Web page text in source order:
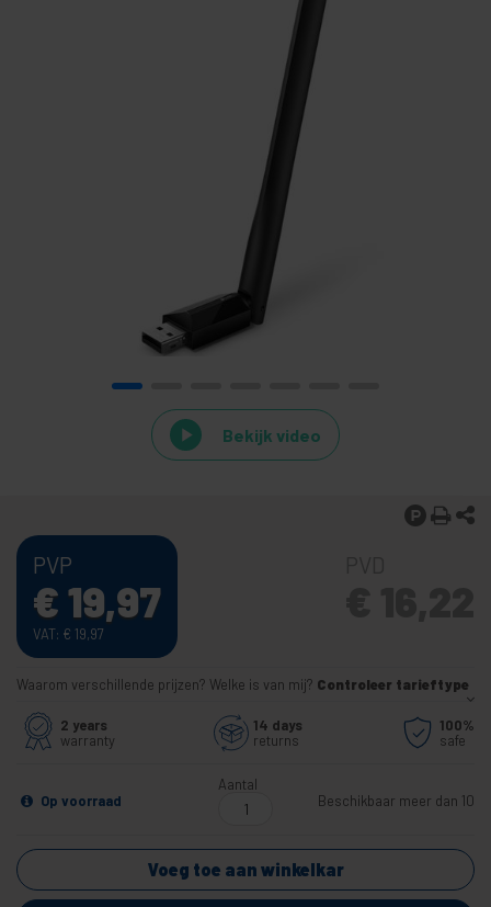
Bekijk video
PVP
€19,97
VAT: € 19,97
Waarom verschillende prijzen? Welke is van mij? Controleer tarieftype
2 years
warranty
14 days
returns
100%
safe
Op voorraad
Aantal
Beschikbaar meer dan 10
Voeg toe aan winkelkar